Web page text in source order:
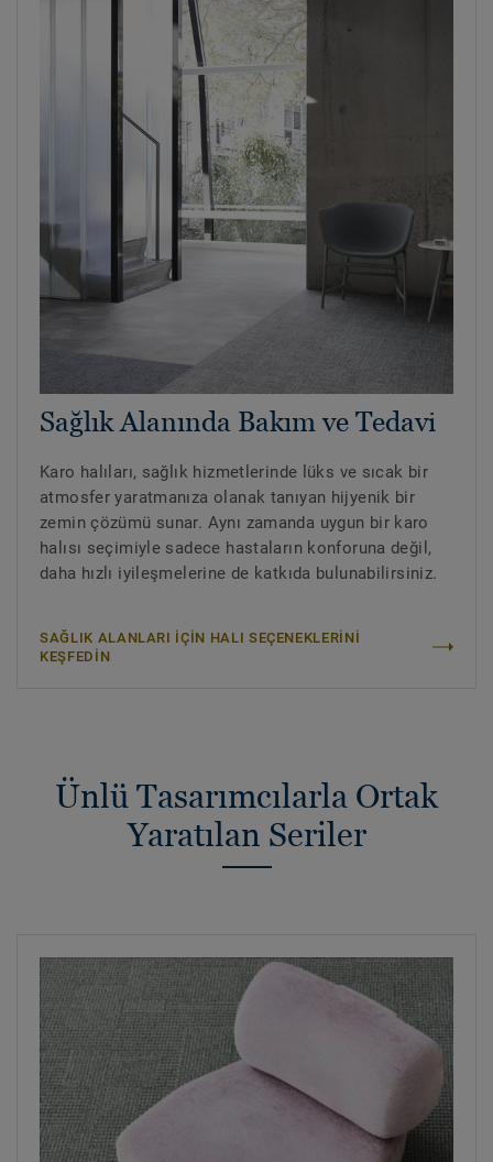
Sağlık Alanında Bakım ve Tedavi
Karo halıları, sağlık hizmetlerinde lüks ve sıcak bir
atmosfer yaratmanıza olanak tanıyan hijyenik bir
zemin çözümü sunar. Aynı zamanda uygun bir karo
halısı seçimiyle sadece hastaların konforuna değil,
daha hızlı iyileşmelerine de katkıda bulunabilirsiniz.
SAĞLIK ALANLARI İÇİN HALI SEÇENEKLERİNİ
KEŞFEDİN
Ünlü Tasarımcılarla Ortak
Yaratılan Seriler